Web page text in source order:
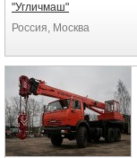
"Угличмаш"
Россия, Москва